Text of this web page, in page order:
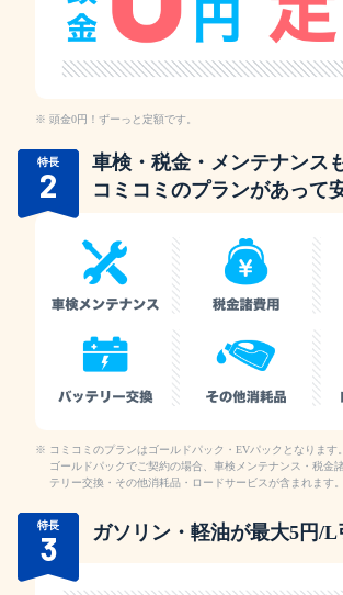
頭金0円！ずーっと定額です。
特長
2
車検・税金・メンテナンス
コミコミのプランがあって
コミコミのプランはゴールドパック・EVパックとなります。
ゴールドパックでご契約の場合、車検メンテナンス・税金
テリー交換・その他消耗品・ロードサービスが含まれます。
特長
3 ガソリン・軽油が最大5円/L